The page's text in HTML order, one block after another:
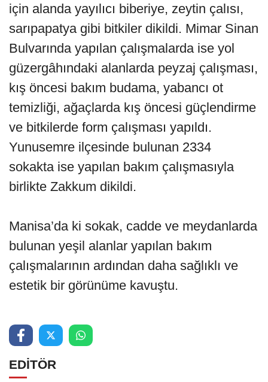
için alanda yayılıcı biberiye, zeytin çalısı,
sarıpapatya gibi bitkiler dikildi. Mimar Sinan
Bulvarında yapılan çalışmalarda ise yol
güzergâhındaki alanlarda peyzaj çalışması,
kış öncesi bakım budama, yabancı ot
temizliği, ağaçlarda kış öncesi güçlendirme
ve bitkilerde form çalışması yapıldı.
Yunusemre ilçesinde bulunan 2334
sokakta ise yapılan bakım çalışmasıyla
birlikte Zakkum dikildi.
Manisa’da ki sokak, cadde ve meydanlarda
bulunan yeşil alanlar yapılan bakım
çalışmalarının ardından daha sağlıklı ve
estetik bir görünüme kavuştu.
EDİTÖR